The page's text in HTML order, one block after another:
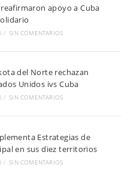
apoyo a Cuba
/ SIN COMENTARIOS
del Norte rechazan
Unidos ivs Cuba
/ SIN COMENTARIOS
Estrategias de
en sus diez territorios
/ SIN COMENTARIOS